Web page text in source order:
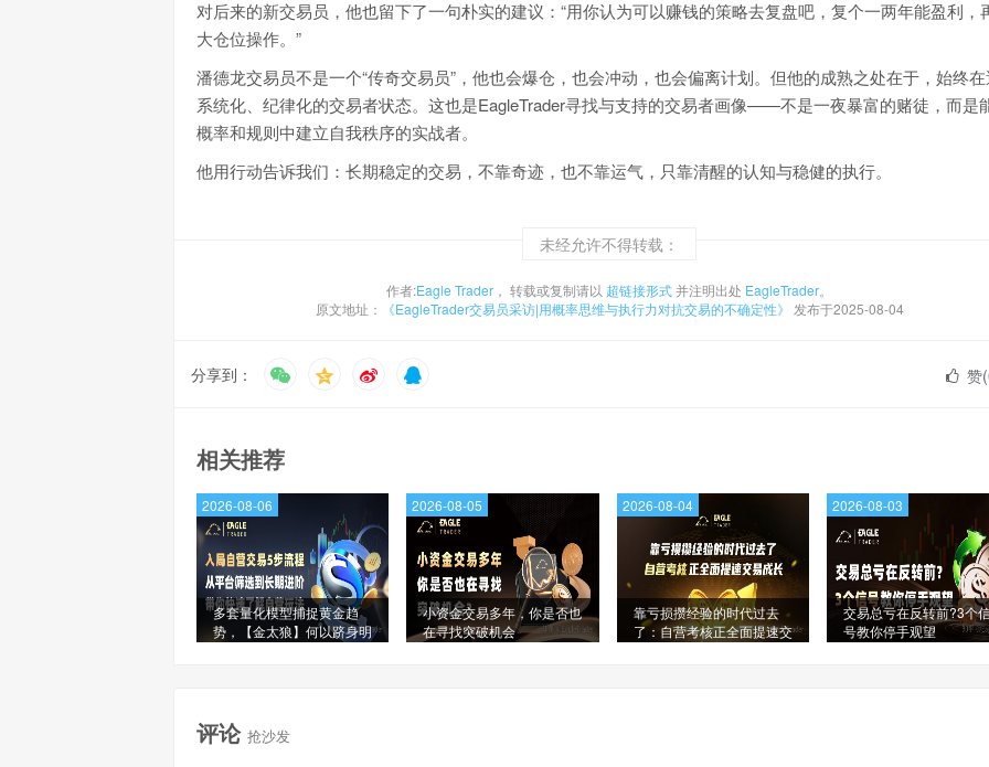
对后来的新交易员，他也留下了一句朴实的建议：“用你认为可以赚钱的策略去复盘吧，复个一两年能盈利，
大仓位操作。”
潘德龙交易员不是一个“传奇交易员”，他也会爆仓，也会冲动，也会偏离计划。但他的成熟之处在于，始终
系统化、纪律化的交易者状态。这也是EagleTrader寻找与支持的交易者画像——不是一夜暴富的赌徒，而是
概率和规则中建立自我秩序的实战者。
他用行动告诉我们：长期稳定的交易，不靠奇迹，也不靠运气，只靠清醒的认知与稳健的执行。
未经允许不得转载：
作者:Eagle Trader ， 转载或复制请以 超链接形式并注明出处 EagleTrader。
原文地址：
《EagleTrader交易员采访|用概率思维与执行力对抗交易的不确定性》 发布于2025-08-04
分享到： 赞(
相关推荐
多套量化模型捕捉黄金趋
势，【金太狼】何以跻身明
2026-08-06
小资金交易多年，你是否也
在寻找突破机会
2026-08-05
靠亏损攒经验的时代过去
了：自营考核正全面提速交
2026-08-04
交易总亏在反转前?3个
号教你停手观望
2026-08-03
评论 抢沙发